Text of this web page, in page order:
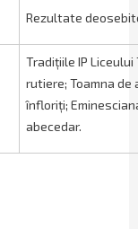
Rezultate
Tradițiile IP
rutiere; Toamna de
înfloriți;
abecedar.